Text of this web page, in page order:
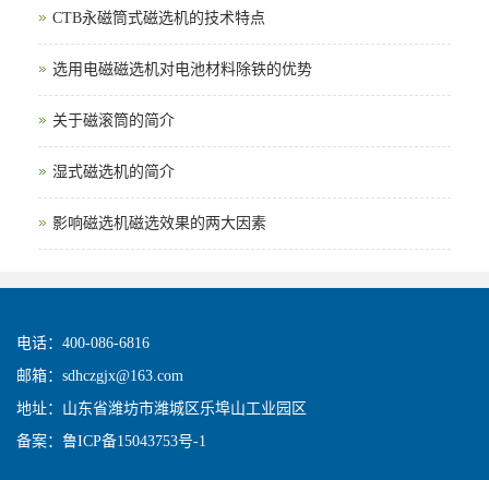
CTB永磁筒式磁选机的技术特点
选用电磁磁选机对电池材料除铁的优势
关于磁滚筒的简介
湿式磁选机的简介
影响磁选机磁选效果的两大因素
电话：400-086-6816
邮箱：sdhczgjx@163.com
地址：山东省潍坊市潍城区乐埠山工业园区
备案： 鲁ICP备15043753号-1